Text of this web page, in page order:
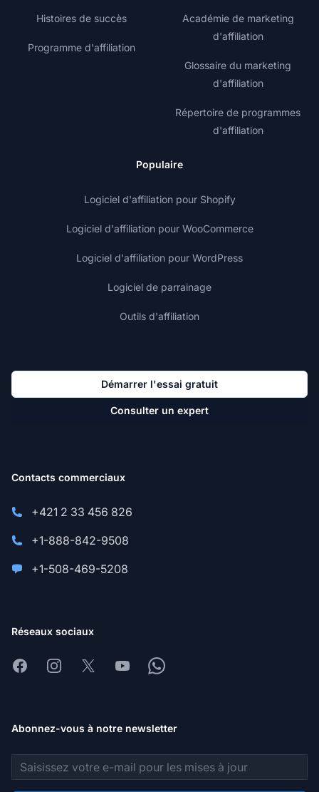
Histoires de succès
Programme d'affiliation
Académie de marketing
d'affiliation
Glossaire du marketing
d'affiliation
Répertoire de programmes
d'affiliation
Populaire
Logiciel d'affiliation pour Shopify
Logiciel d'affiliation pour WooCommerce
Logiciel d'affiliation pour WordPress
Logiciel de parrainage
Outils d'affiliation
Démarrer l'essai gratuit
Consulter un expert
Contacts commerciaux
+421 2 33 456 826
+1-888-842-9508
+1-508-469-5208
Réseaux sociaux
FacebookInstagram
X YoutubeWhatsapp
Abonnez-vous à notre newsletter
Adresse e-mail